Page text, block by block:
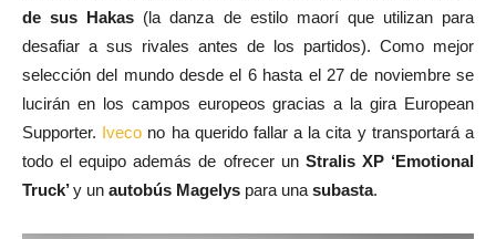
de sus Hakas (la danza de estilo maorí que utilizan para
desafiar a sus rivales antes de los partidos). Como mejor
selección del mundo desde el 6 hasta el 27 de noviembre se
lucirán en los campos europeos gracias a la gira European
Supporter. Iveco no ha querido fallar a la cita y transportará a
todo el equipo además de ofrecer un Stralis XP ‘Emotional
Truck’y un autobús Magelys para una subasta.